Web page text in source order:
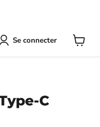
Se connecter
C